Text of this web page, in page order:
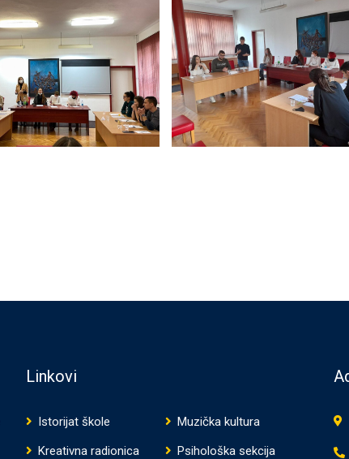
Linkovi
Istorijat škole
Muzička kultura
Kreativna radionica
Psihološka sekcija